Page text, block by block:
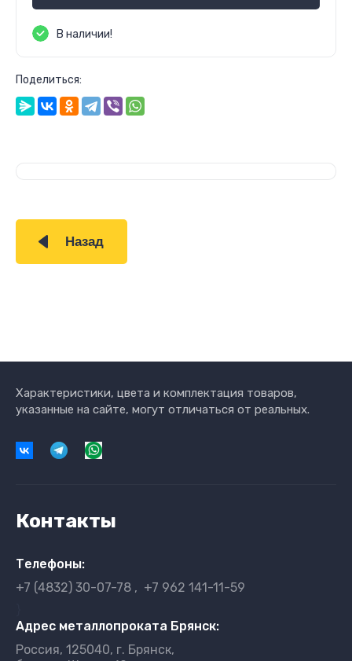
В наличии!
Поделиться:
Назад
Характеристики, цвета и комплектация товаров,
указанные на сайте, могут отличаться от реальных.
Контакты
Телефоны:
+7 (4832) 30-07-78
+7 962 141-11-59
Адрес металлопроката Брянск:
Россия, 125040, г. Брянск,